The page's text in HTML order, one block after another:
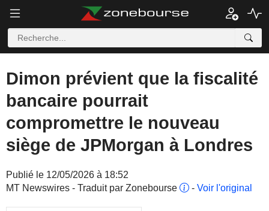
Dimon prévient que la fiscalité
bancaire pourrait
compromettre le nouveau
siège de JPMorgan à Londres
Publié le 12/05/2026 à 18:52
MT Newswires - Traduit par Zonebourse
- Voir l'original